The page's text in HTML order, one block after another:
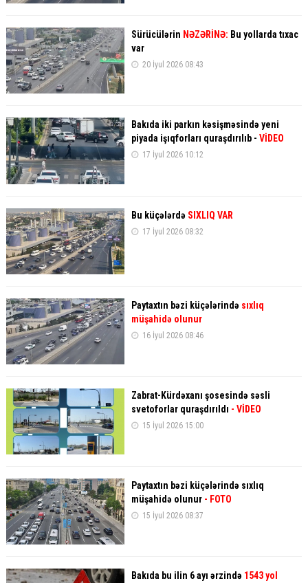
Sürücülərin NƏZƏRİNƏ: Bu yollarda tıxac
var
20 İyul 2026 08:43
Bakıda iki parkın kəsişməsində yeni
piyada işıqforları quraşdırılıb - VİDEO
17 İyul 2026 10:12
Bu küçələrdə SIXLIQ VAR
17 İyul 2026 08:32
Paytaxtın bəzi küçələrində sıxlıq
müşahidə olunur
16 İyul 2026 08:46
Zabrat-Kürdəxanı şosesində səsli
svetoforlar quraşdırıldı - VİDEO
15 İyul 2026 15:00
Paytaxtın bəzi küçələrində sıxlıq
müşahidə olunur - FOTO
15 İyul 2026 08:37
Bakıda bu ilin 6 ayı ərzində 1543 yol